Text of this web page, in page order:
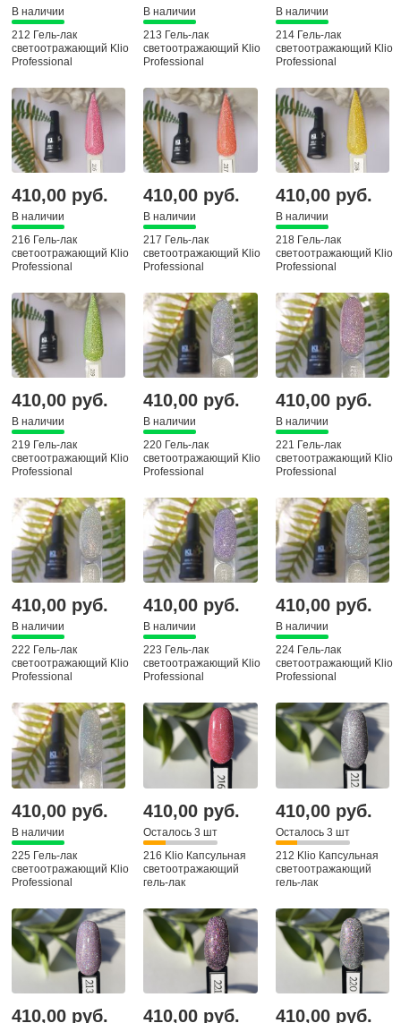
В наличии
212 Гель-лак
светоотражающий Klio
Professional
8мл
В наличии
213 Гель-лак
светоотражающий Klio
Professional
8мл
В наличии
214 Гель-лак
светоотражающий Klio
Professional
8мл
410,00 руб.
В наличии
216 Гель-лак
светоотражающий Klio
Professional
8мл
410,00 руб.
В наличии
217 Гель-лак
светоотражающий Klio
Professional
8мл
410,00 руб.
В наличии
218 Гель-лак
светоотражающий Klio
Professional
8мл
410,00 руб.
В наличии
219 Гель-лак
светоотражающий Klio
Professional
8мл
410,00 руб.
В наличии
220 Гель-лак
светоотражающий Klio
Professional
8мл
410,00 руб.
В наличии
221 Гель-лак
светоотражающий Klio
Professional
8мл
410,00 руб.
В наличии
222 Гель-лак
светоотражающий Klio
Professional
8мл
410,00 руб.
В наличии
223 Гель-лак
светоотражающий Klio
Professional
8мл
410,00 руб.
В наличии
224 Гель-лак
светоотражающий Klio
Professional
8мл
410,00 руб.
В наличии
225 Гель-лак
светоотражающий Klio
Professional
8мл
410,00 руб.
Осталось 3 шт
216 Klio Капсульная
светоотражающий
гель-лак
410,00 руб.
Осталось 3 шт
212 Klio Капсульная
светоотражающий
гель-лак
410,00 руб. 410,00 руб. 410,00 руб.